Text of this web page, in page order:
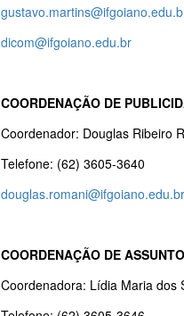
dicom@ifgoiano.edu.br
COORDENAÇÃO DE
Coordenador: Douglas Ribeiro
Telefone: (62) 3605-3640
douglas.romani@ifgoiano.edu.br
COORDENAÇÃO DE
Coordenadora: Lídia Maria dos